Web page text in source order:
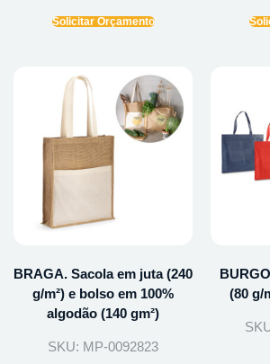
Solicitar Orçamento
BRAGA. Sacola em juta (240
g/m²) e bolso em 100%
algodão (140 gm²)
SKU: MP-0092823
(80 g/